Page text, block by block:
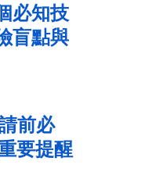
必知技
盲點與
前必
要提醒